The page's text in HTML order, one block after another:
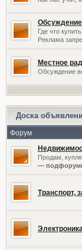
Обсуждение
Где что
Реклама
Местное
Обсуждение
Доска
Форум
Продам,
—
Транспорт,